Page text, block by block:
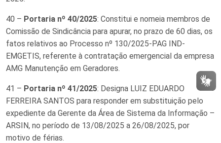
40 – Portaria nº 40/2025: Constitui e nomeia membros de
Comissão de Sindicância para apurar, no prazo de 60 dias, os
fatos relativos ao Processo nº 130/2025-PAG IND-
EMGETIS, referente à contratação emergencial da empresa
AMG Manutenção em Geradores.
41 – Portaria nº 41/2025: Designa LUIZ EDUARDO
FERREIRA SANTOS para responder em substituição pelo
expediente da Gerente da Área de Sistema da Informação –
ARSIN, no período de 13/08/2025 a 26/08/2025, por
motivo de férias.